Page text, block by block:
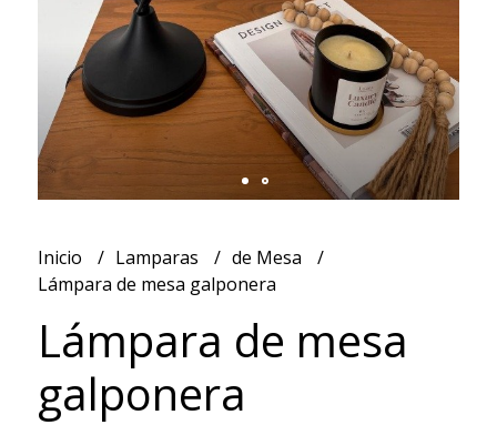
Inicio Lamparas
de Mesa
Lámpara de mesa galponera
Lámpara de mesa
galponera